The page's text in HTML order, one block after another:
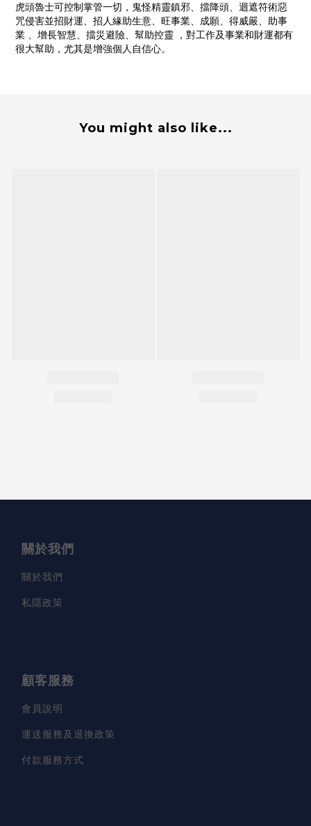
虎頭魯士可控制掌管一切，鬼怪精靈鎮邪、擋降頭、迴遮符術惡
咒侵害並招財運、招人緣助生意、旺事業、成願、得威嚴、助事
業 、增長智慧、擋災避險、幫助控靈 ，對工作及事業和財運都有
很大幫助，尤其是增強個人自信心。
You might also like...
關於我們
關於我們
私隱政策
顧客服務
會員說明
運送服務及退換政策
付款服務方式